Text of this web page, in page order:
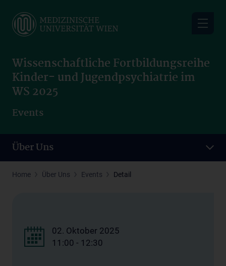
main
Wissenschaftliche Fortbildungsreihe
Kinder- und Jugendpsychiatrie im
WS 2025
Events
Über Uns
Home Über Uns Events Detail
02. Oktober 2025
11:00 - 12:30